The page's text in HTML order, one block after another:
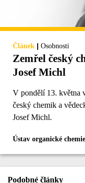
Článek | Osobnosti
Zemřel český
Josef Michl
V pondělí 13. května
český chemik a
Josef Michl.
Ústav organické
Podobné články